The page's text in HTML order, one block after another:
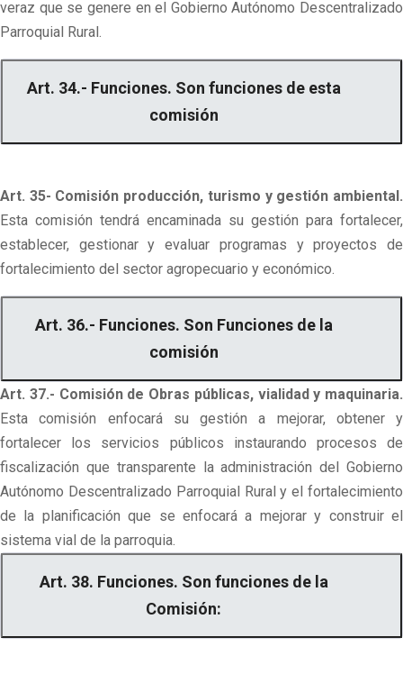
veraz que se genere en el Gobierno Autónomo Descentralizado
Parroquial Rural.
Art. 34.- Funciones. Son funciones de esta
comisión
Art. 35- Comisión producción, turismo y gestión ambiental.
Esta comisión tendrá encaminada su gestión para fortalecer,
establecer, gestionar y evaluar programas y proyectos de
fortalecimiento del sector agropecuario y económico.
Art. 36.- Funciones. Son Funciones de la
comisión
Art. 37.- Comisión de Obras públicas, vialidad y maquinaria.
Esta comisión enfocará su gestión a mejorar, obtener y
fortalecer los servicios públicos instaurando procesos de
fiscalización que transparente la administración del Gobierno
Autónomo Descentralizado Parroquial Rural y el fortalecimiento
de la planificación que se enfocará a mejorar y construir el
sistema vial de la parroquia.
Art. 38. Funciones. Son funciones de la
Comisión: